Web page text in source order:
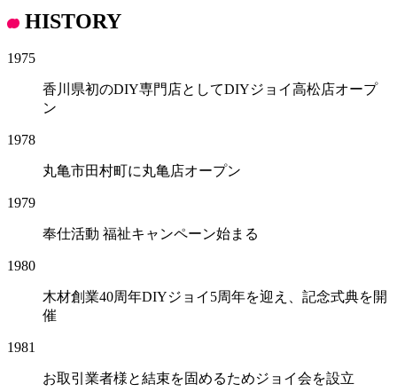
HISTORY
1975
香川県初のDIY専門店としてDIYジョイ高松店オープ
ン
1978
丸亀市田村町に丸亀店オープン
1979
奉仕活動 福祉キャンペーン始まる
1980
木材創業40周年DIYジョイ5周年を迎え、記念式典を開
催
1981
お取引業者様と結束を固めるためジョイ会を設立